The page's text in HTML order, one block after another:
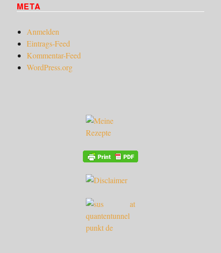
META
Anmelden
Eintrags-Feed
Kommentar-Feed
WordPress.org